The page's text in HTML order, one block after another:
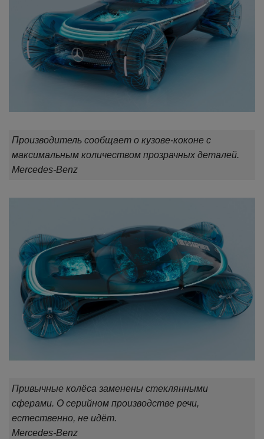
Производитель сообщает о кузове-коконе с
максимальным количеством прозрачных деталей.
Mercedes-Benz
Привычные колёса заменены стеклянными
сферами. О серийном производстве речи,
естественно, не идёт.
Mercedes-Benz